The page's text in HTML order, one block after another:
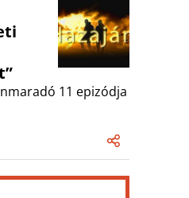
11 epizódja